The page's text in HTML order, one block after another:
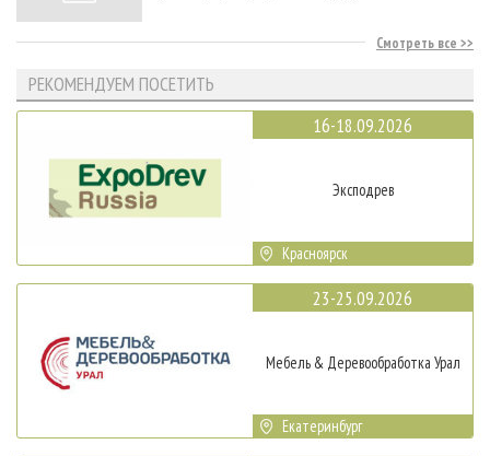
Смотреть все
РЕКОМЕНДУЕМ ПОСЕТИТЬ
16-18.09.2026
Эксподрев
Красноярск
23-25.09.2026
Мебель & Деревообработка Урал
Екатеринбург